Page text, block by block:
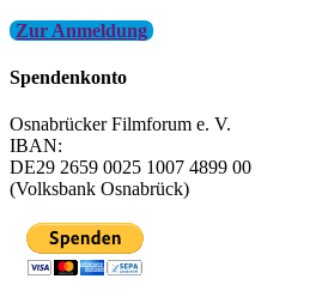
Zur Anmeldung
Spendenkonto
Osnabrücker Filmforum e. V.
IBAN:
DE29 2659 0025 1007 4899 00
(Volksbank Osnabrück)